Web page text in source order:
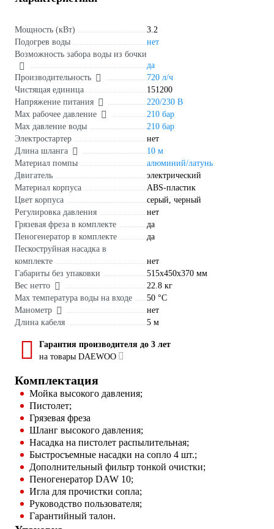
Мощность (кВт)
3.2
Подогрев воды
нет
Возможность забора воды из бочки
да
Производительность
720 л/ч
Чистящая единица
151200
Напряжение питания
220/230 В
Мах рабочее давление
210 бар
Max давление воды
210 бар
Электростартер
нет
Длина шланга
10 м
Материал помпы
алюминий/латунь
Двигатель
электрический
Материал корпуса
ABS-пластик
Цвет корпуса
серый, черный
Регулировка давления
нет
Грязевая фреза в комплекте
да
Пеногенератор в комплекте
да
Пескоструйная насадка в
комплекте
нет
Габариты без упаковки
515x450x370 мм
Вес нетто
22.8 кг
Max температура воды на входе
50 °С
Манометр
нет
Длина кабеля
5 м
Гарантия производителя до 3 лет
на товары DAEWOO
Комплектация
Мойка высокого давления;
Пистолет;
Грязевая фреза
Шланг высокого давления;
Насадка на пистолет распылительная;
Быстросъемные насадки на сопло 4 шт.;
Дополнительный фильтр тонкой очистки;
Пеногенератор DAW 10;
Игла для прочистки сопла;
Руководство пользователя;
Гарантийный талон.